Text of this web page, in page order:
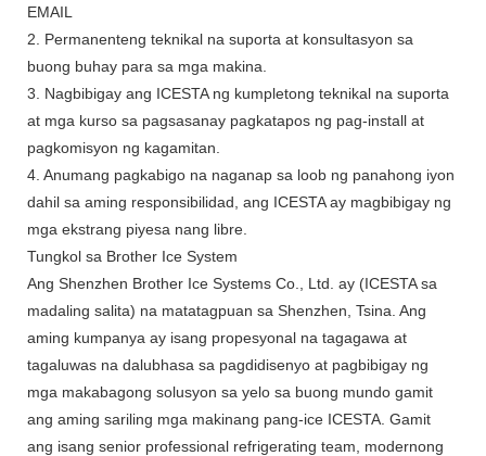
EMAIL
2. Permanenteng teknikal na suporta at konsultasyon sa
buong buhay para sa mga makina.
3. Nagbibigay ang ICESTA ng kumpletong teknikal na suporta
at mga kurso sa pagsasanay pagkatapos ng pag-install at
pagkomisyon ng kagamitan.
4. Anumang pagkabigo na naganap sa loob ng panahong iyon
dahil sa aming responsibilidad, ang ICESTA ay magbibigay ng
mga ekstrang piyesa nang libre.
Tungkol sa Brother Ice System
Ang Shenzhen Brother Ice Systems Co., Ltd. ay (ICESTA sa
madaling salita) na matatagpuan sa Shenzhen, Tsina. Ang
aming kumpanya ay isang propesyonal na tagagawa at
tagaluwas na dalubhasa sa pagdidisenyo at pagbibigay ng
mga makabagong solusyon sa yelo sa buong mundo gamit
ang aming sariling mga makinang pang-ice ICESTA. Gamit
ang isang senior professional refrigerating team, modernong